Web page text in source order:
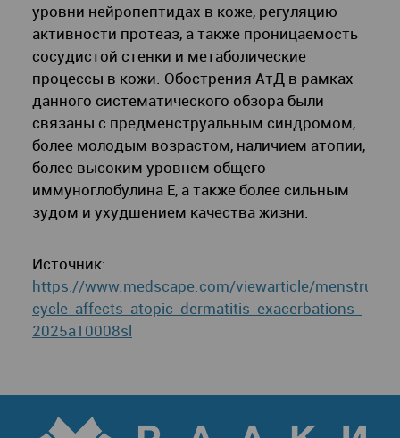
уровни нейропептидах в коже, регуляцию
активности протеаз, а также проницаемость
сосудистой стенки и метаболические
процессы в кожи. Обострения АтД в рамках
данного систематического обзора были
связаны с предменструальным синдромом,
более молодым возрастом, наличием атопии,
более высоким уровнем общего
иммуноглобулина E, а также более сильным
зудом и ухудшением качества жизни.
Источник:
https://www.medscape.com/viewarticle/menstrual-
cycle-affects-atopic-dermatitis-exacerbations-
2025a10008sl